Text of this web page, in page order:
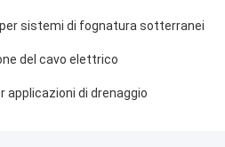
sistemi di fognatura sotterranei
del cavo elettrico
applicazioni di drenaggio